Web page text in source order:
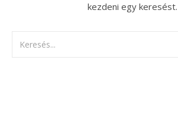
kezdeni egy keresést.